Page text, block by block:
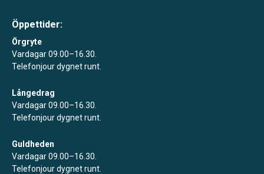
Öppettider:
Örgryte
Vardagar 09.00–16.30.
Telefonjour dygnet runt.
Långedrag
Vardagar 09.00–16.30.
Telefonjour dygnet runt.
Guldheden
Vardagar 09.00–16.30.
Telefonjour dygnet runt.